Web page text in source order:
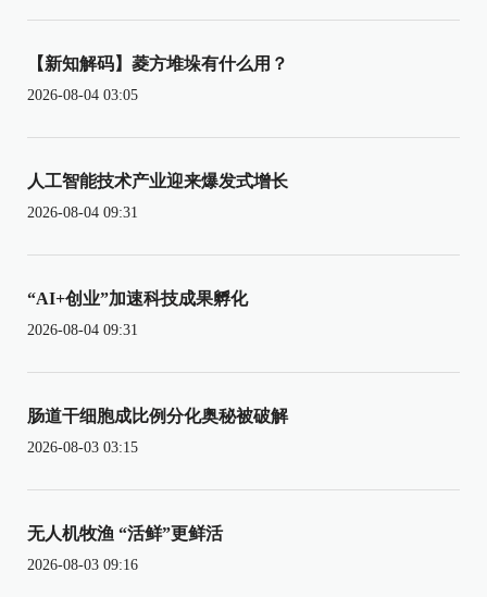
【新知解码】菱方堆垛有什么用？
2026-08-04 03:05
人工智能技术产业迎来爆发式增长
2026-08-04 09:31
“AI+创业”加速科技成果孵化
2026-08-04 09:31
肠道干细胞成比例分化奥秘被破解
2026-08-03 03:15
无人机牧渔 “活鲜”更鲜活
2026-08-03 09:16